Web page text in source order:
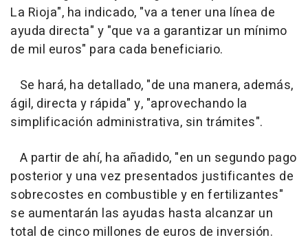
La Rioja", ha indicado, "va a tener una línea de
ayuda directa" y "que va a garantizar un mínimo
de mil euros" para cada beneficiario.
Se hará, ha detallado, "de una manera, además,
ágil, directa y rápida" y, "aprovechando la
simplificación administrativa, sin trámites".
A partir de ahí, ha añadido, "en un segundo pago
posterior y una vez presentados justificantes de
sobrecostes en combustible y en fertilizantes"
se aumentarán las ayudas hasta alcanzar un
total de cinco millones de euros de inversión.